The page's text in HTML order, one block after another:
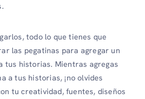
todo lo que tienes que
las pegatinas para agregar un
tus historias. Mientras agregas
a tus historias, ¡no olvides
tu creatividad, fuentes, diseños